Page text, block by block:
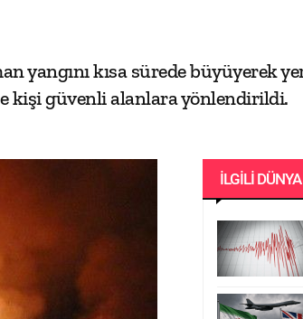
yangını kısa sürede büyüyerek
kişi güvenli alanlara yönlendirildi.
İLGILI